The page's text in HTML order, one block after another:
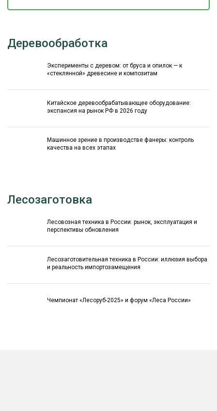
Деревообработка
Эксперименты с деревом: от бруса и опилок — к
«стеклянной» древесине и композитам
Китайское деревообрабатывающее оборудование:
экспансия на рынок РФ в 2026 году
Машинное зрение в производстве фанеры: контроль
качества на всех этапах
Лесозаготовка
Лесовозная техника в России: рынок, эксплуатация и
перспективы обновления
Лесозаготовительная техника в России: иллюзия выбора
и реальность импортозамещения
Чемпионат «Лесоруб-2025» и форум «Леса России»